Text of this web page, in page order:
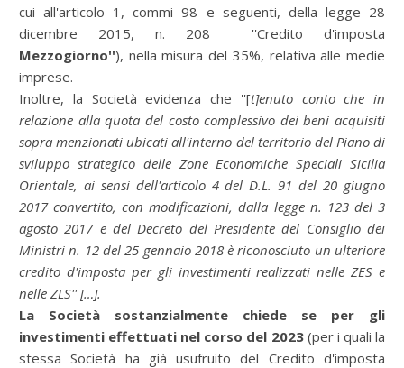
cui all'articolo 1, commi 98 e seguenti, della legge 28
dicembre 2015, n. 208 ''Credito d'imposta
Mezzogiorno''), nella misura del 35%, relativa alle medie
imprese.
Inoltre, la Società evidenza che ''[t]enuto conto che in
relazione alla quota del costo complessivo dei beni acquisiti
sopra menzionati ubicati all'interno del territorio del Piano di
sviluppo strategico delle Zone Economiche Speciali Sicilia
Orientale, ai sensi dell'articolo 4 del D.L. 91 del 20 giugno
2017 convertito, con modificazioni, dalla legge n. 123 del 3
agosto 2017 e del Decreto del Presidente del Consiglio dei
Ministri n. 12 del 25 gennaio 2018 è riconosciuto un ulteriore
credito d'imposta per gli investimenti realizzati nelle ZES e
nelle ZLS'' […].
La Società sostanzialmente chiede se per gli
investimenti effettuati nel corso del 2023 (per i quali la
stessa Società ha già usufruito del Credito d'imposta